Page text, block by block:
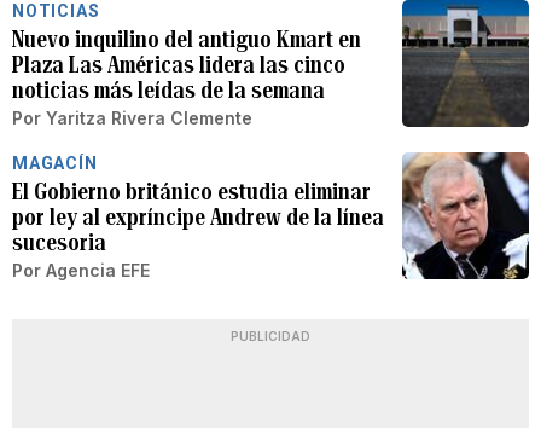
NOTICIAS
Nuevo inquilino del antiguo Kmart en
Plaza Las Américas lidera las cinco
noticias más leídas de la semana
Por Yaritza Rivera Clemente
MAGACÍN
El Gobierno británico estudia eliminar
por ley al expríncipe Andrew de la línea
sucesoria
Por Agencia EFE
PUBLICIDAD